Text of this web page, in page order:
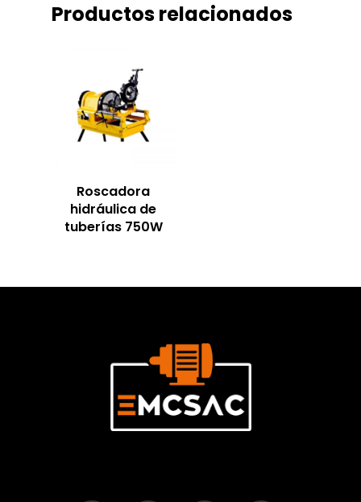
Productos relacionados
Roscadora
hidráulica de
tuberías 750W